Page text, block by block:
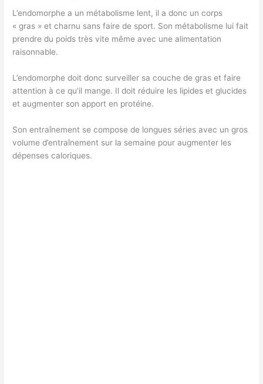
L’endomorphe a un métabolisme lent, il a donc un corps
« gras » et charnu sans faire de sport. Son métabolisme lui fait
prendre du poids très vite même avec une alimentation
raisonnable.
L’endomorphe doit donc surveiller sa couche de gras et faire
attention à ce qu’il mange. Il doit réduire les lipides et glucides
et augmenter son apport en protéine.
Son entraînement se compose de longues séries avec un gros
volume d’entraînement sur la semaine pour augmenter les
dépenses caloriques.